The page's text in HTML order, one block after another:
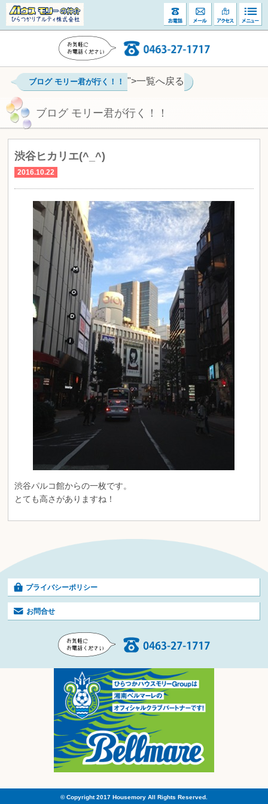
ブログ モリー君が行く！！ ">一覧へ戻る
ブログ モリー君が行く！！
渋谷ヒカリエ(^_^)
2016.10.22
渋谷パルコ館からの一枚です。
とても高さがありますね！
プライバシーポリシー
お問合せ
© Copyright 2017 Housemory All Rights Reserved.